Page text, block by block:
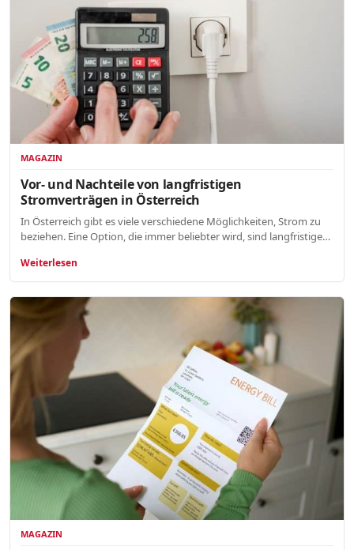
MAGAZIN
Vor- und Nachteile von langfristigen
Stromverträgen in Österreich
In Österreich gibt es viele verschiedene Möglichkeiten, Strom zu
beziehen. Eine Option, die immer beliebter wird, sind langfristige…
Weiterlesen
MAGAZIN